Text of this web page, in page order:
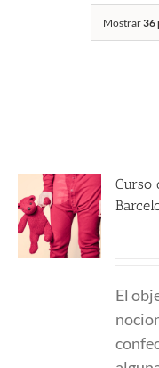
Mostrar36
Curso
El